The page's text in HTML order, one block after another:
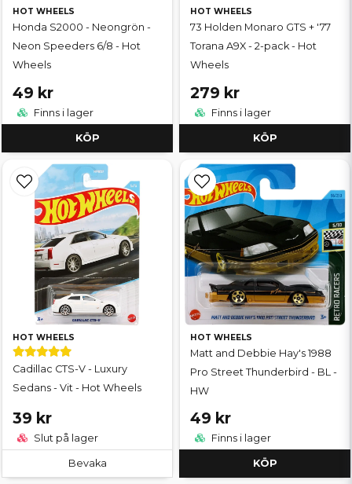
HOT WHEELS
Honda S2000 - Neongrön -
Neon Speeders 6/8 - Hot
Wheels
49 kr
Finns i lager
KÖP
HOT WHEELS
73 Holden Monaro GTS + '77
Torana A9X - 2-pack - Hot
Wheels
279 kr
Finns i lager
KÖP
HOT WHEELS
Cadillac CTS-V - Luxury
Sedans - Vit - Hot Wheels
39 kr
Slut på lager
Bevaka
HOT WHEELS
Matt and Debbie Hay's 1988
Pro Street Thunderbird - BL -
HW
49 kr
Finns i lager
KÖP